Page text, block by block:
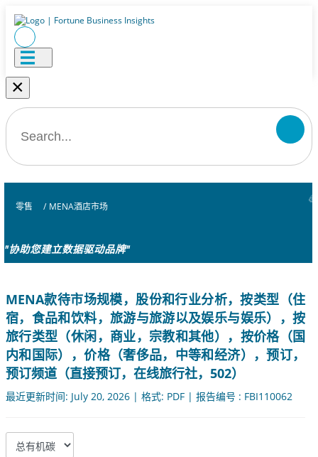
×
零售 / MENA酒店市场
"协助您建立数据驱动品牌"
MENA款待市场规模，股份和行业分析，按类型（住
宿，食品和饮料，旅游与旅游以及娱乐与娱乐），按
旅行类型（休闲，商业，宗教和其他），按价格（国
内和国际），价格（奢侈品，中等和经济），预订，
预订频道（直接预订，在线旅行社，502）
最近更新时间: July 20, 2026 | 格式: PDF | 报告编号 : FBI110062